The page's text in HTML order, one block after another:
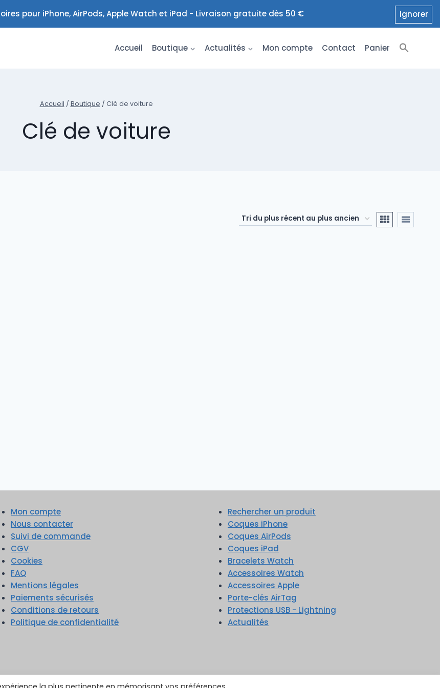
pour iPhone, AirPods, Apple Watch et iPad - Livraison gratuite dès 50 € Ignorer
Accueil Boutique Actualités Mon compte Contact Panier
Accueil / Boutique / Clé de voiture
Clé de voiture
Mon compte
Nous contacter
Suivi de commande
CGV
Cookies
FAQ
Mentions légales
Paiements sécurisés
Conditions de retours
Politique de confidentialité
Rechercher un produit
Coques iPhone
Coques AirPods
Coques iPad
Bracelets Watch
Accessoires Watch
Accessoires Apple
Porte-clés AirTag
Protections USB - Lightning
Actualités